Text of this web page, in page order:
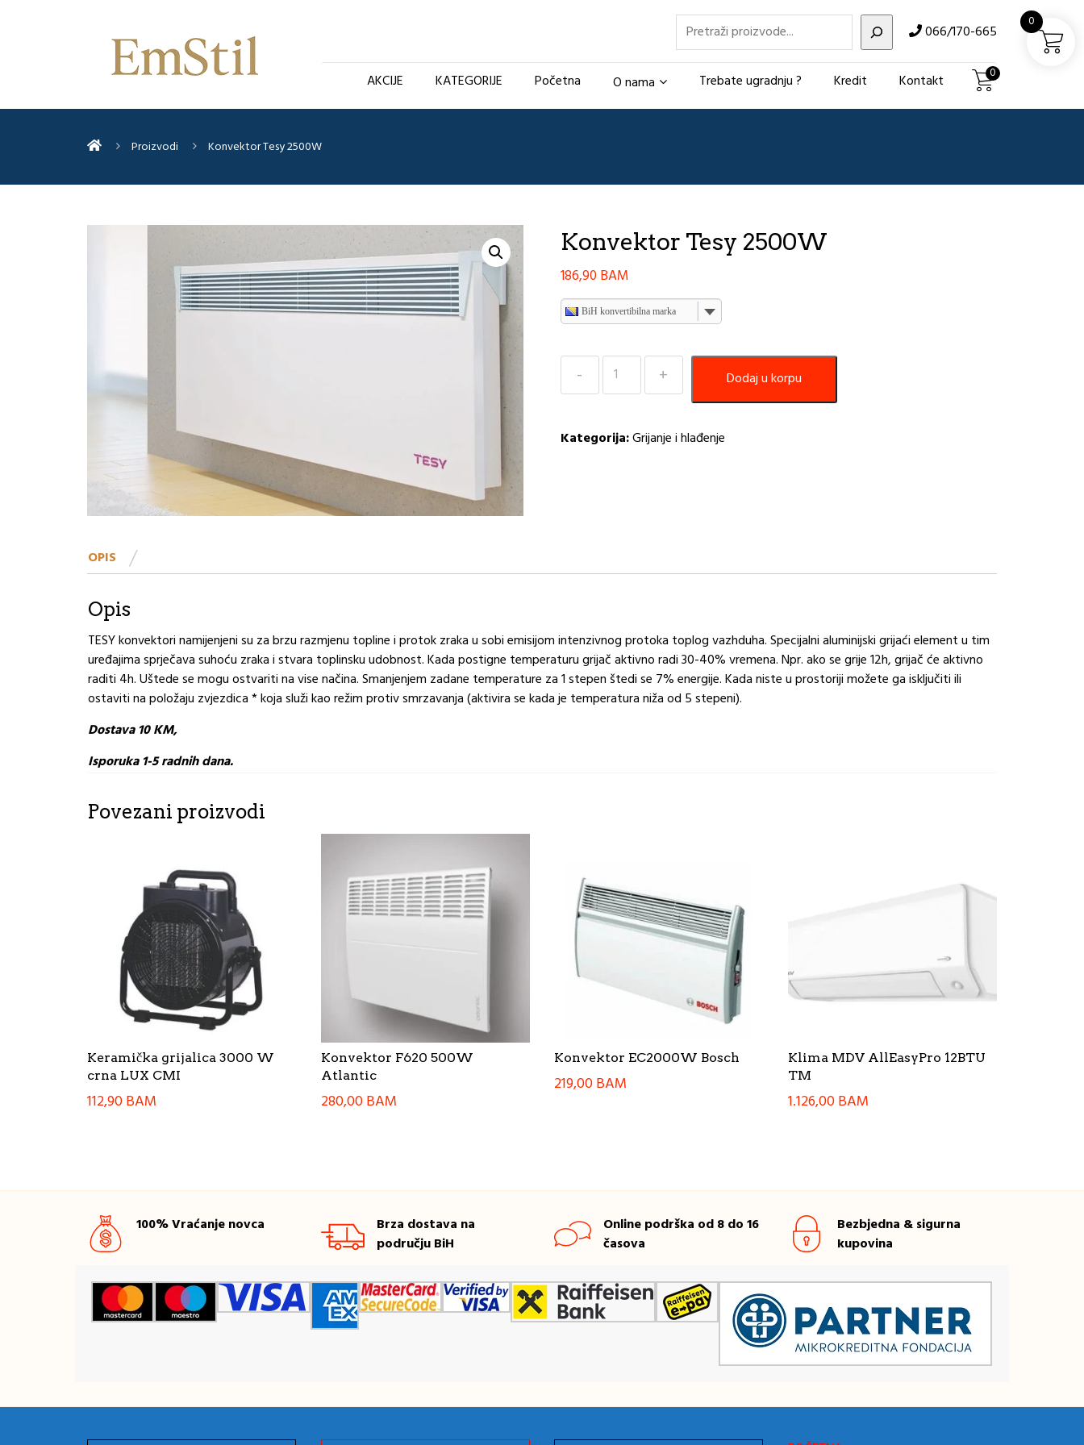
Pretraži 066/170-665
AKCIJE KATEGORIJE Početna O nama Trebate ugradnju ? Kredit Kontakt 0
Proizvodi Konvektor Tesy 2500W
Konvektor Tesy 2500W
186,90 BAM
BiH konvertibilna marka
Konvektor
Tesy
Dodaj u korpu
Kategorija:Grijanje i hlađenje
OPIS
Opis
TESY konvektori namijenjeni su za brzu razmjenu topline i protok zraka u sobi emisijom intenzivnog protoka toplog vazhduha. Specijalni aluminijski grijaći element u tim
uređajima sprječava suhoću zraka i stvara toplinsku udobnost. Kada postigne temperaturu grijač aktivno radi 30-40% vremena. Npr. ako se grije 12h, grijač će aktivno
raditi 4h. Uštede se mogu ostvariti na vise načina. Smanjenjem zadane temperature za 1 stepen štedi se 7% energije. Kada niste u prostoriji možete ga isključiti ili
ostaviti na položaju zvjezdica * koja služi kao režim protiv smrzavanja (aktivira se kada je temperatura niža od 5 stepeni).
Dostava 10 KM,
Isporuka 1-5 radnih dana.
Povezani proizvodi
Keramička grijalica 3000 W
crna LUX CMI
112,90BAM
Konvektor F620 500W
Atlantic
280,00BAM
Konvektor EC2000W Bosch
219,00BAM
Klima MDV AllEasyPro 12BTU
TM
1.126,00BAM
100% Vraćanje novca
Brza dostava na
području BiH
Online podrška od 8 do 16
časova
Bezbjedna & sigurna
kupovina
0